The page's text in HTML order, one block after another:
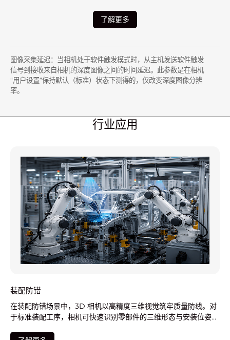
了解更多
图像采集延迟：当相机处于软件触发模式时，从主机发送软件触发
信号到接收来自相机的深度图像之间的时间延迟。此参数是在相机
“用户设置”保持默认（标准）状态下测得的，仅改变深度图像分辨
率。
行业应用
错场景中，3D 相机以高精度三维视觉筑牢质量防线。对
配工序，相机可快速识别零部件的三维形态与安装位姿，
在测量检
标准工件